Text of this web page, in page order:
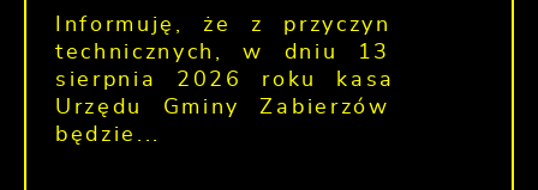
Informuję, że z przyczyn
technicznych, w dniu 13
sierpnia 2026 roku kasa
Urzędu Gminy Zabierzów
będzie...